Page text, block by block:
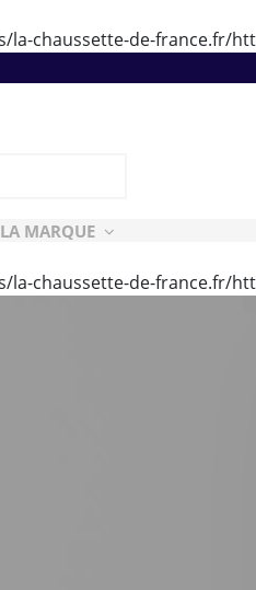
la-chaussette-de-france.fr/
LA MARQUE
la-chaussette-de-france.fr/